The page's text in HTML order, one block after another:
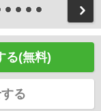
る(無料)
る